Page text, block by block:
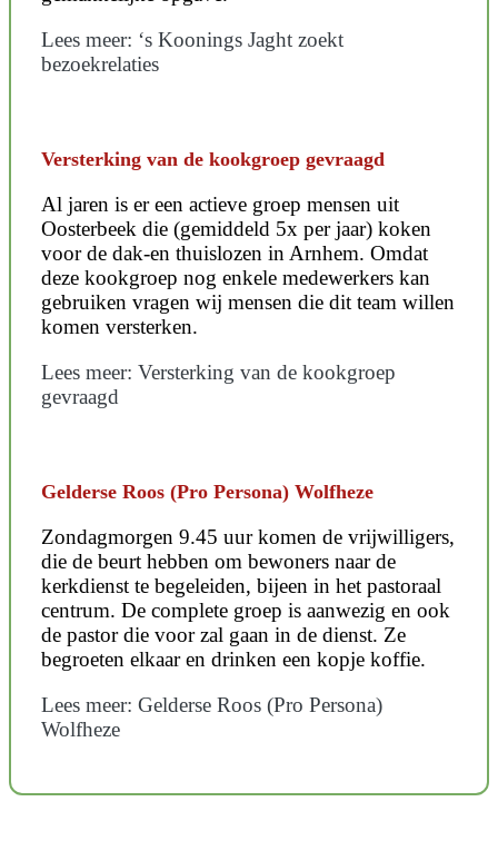
Lees meer: ‘s Koonings Jaght zoekt
bezoekrelaties
Versterking van de kookgroep gevraagd
Al jaren is er een actieve groep mensen uit
Oosterbeek die (gemiddeld 5x per jaar) koken
voor de dak-en thuislozen in Arnhem. Omdat
deze kookgroep nog enkele medewerkers kan
gebruiken vragen wij mensen die dit team willen
komen versterken.
Lees meer: Versterking van de kookgroep
gevraagd
Gelderse Roos (Pro Persona) Wolfheze
Zondagmorgen 9.45 uur komen de vrijwilligers,
die de beurt hebben om bewoners naar de
kerkdienst te begeleiden, bijeen in het pastoraal
centrum. De complete groep is aanwezig en ook
de pastor die voor zal gaan in de dienst. Ze
begroeten elkaar en drinken een kopje koffie.
Lees meer: Gelderse Roos (Pro Persona)
Wolfheze